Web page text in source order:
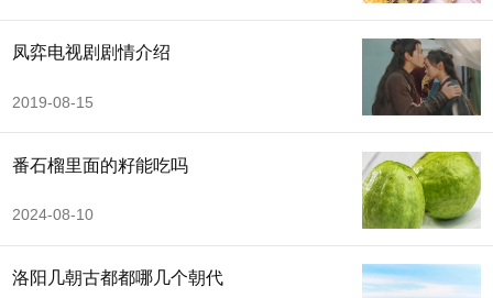
凤弈电视剧剧情介绍
2019-08-15
番石榴里面的籽能吃吗
2024-08-10
洛阳几朝古都都哪几个朝代